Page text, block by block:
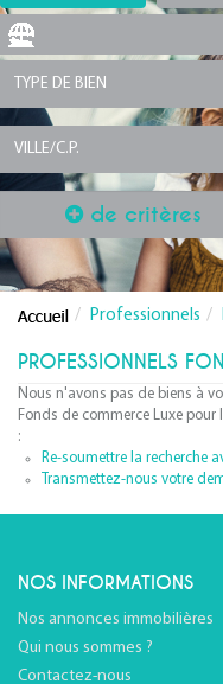
TYPE DE BIEN
VILLE/C.P.
de critères
Professionnels
PROFESSIONNELS
Nous n'avons pas de biens à
Fonds de commerce Luxe
:
Re-soumettre la recherche
Transmettez-nous votre
NOS INFORMATIONS
Nos annonces immobilières
Qui nous sommes ?
Contactez-nous